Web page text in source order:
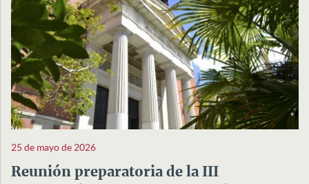
25 de mayo de 2026
Reunión preparatoria de la III